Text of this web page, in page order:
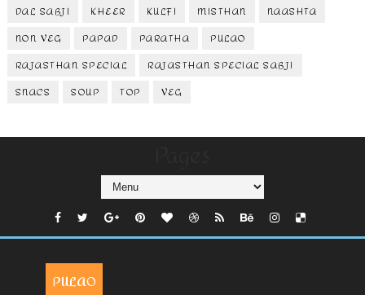
DAL SABJI KHEER KULFI MISTHAN
NAASHTA
NON VEG
PAPAD PARATHA
PULAO
RAJASTHAN SPECIAL
RAJASTHAN SPECIAL SABJI
SNACS
SOUP TOP VEG
PULAO